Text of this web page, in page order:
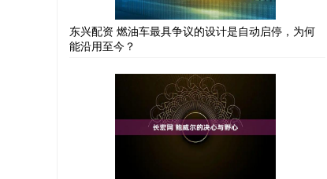
东兴配资 燃油车最具争议的设计是自动启停，为何
能沿用至今？